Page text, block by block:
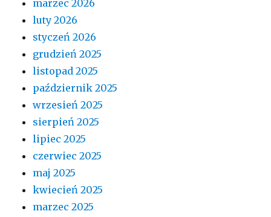
marzec 2026
luty 2026
styczeń 2026
grudzień 2025
listopad 2025
październik 2025
wrzesień 2025
sierpień 2025
lipiec 2025
czerwiec 2025
maj 2025
kwiecień 2025
marzec 2025